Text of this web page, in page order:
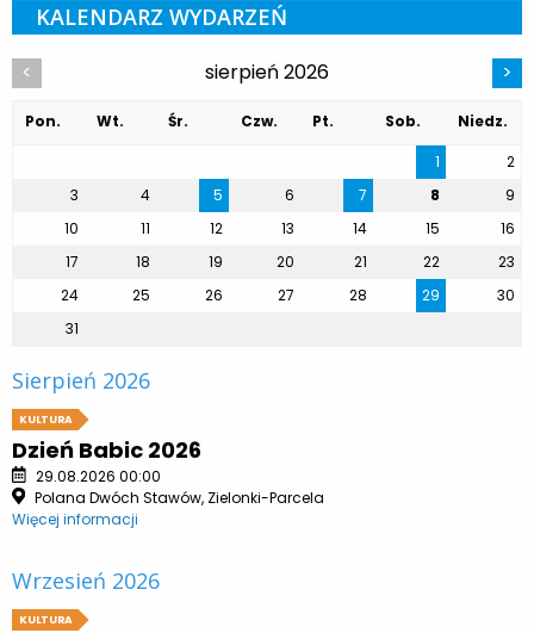
KALENDARZ WYDARZEŃ
< sierpień 2026 >
Pon. Wt. Śr. Czw. Pt. Sob.
Niedz.
1
2
3
4 5 6 7 8
9
10
11 12 13 14 15
16
17
18 19 20 21 22
23
24
25 26 27 28 29
30
31
Sierpień 2026
KULTURA
Dzień Babic 2026
29.08.2026 00:00
Polana Dwóch Stawów, Zielonki-Parcela
Więcej informacji
Wrzesień 2026
KULTURA